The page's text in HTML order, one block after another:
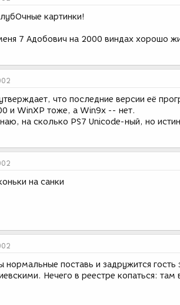
картинки!
7 Адобович на 2000 виндах хорошо
что последние версии её
и WinXP тоже, а Win9x -- нет.
на сколько PS7 Unicode-ный, но
на санки
нормальные поставь и задружится
Нечего в реестре копаться: там